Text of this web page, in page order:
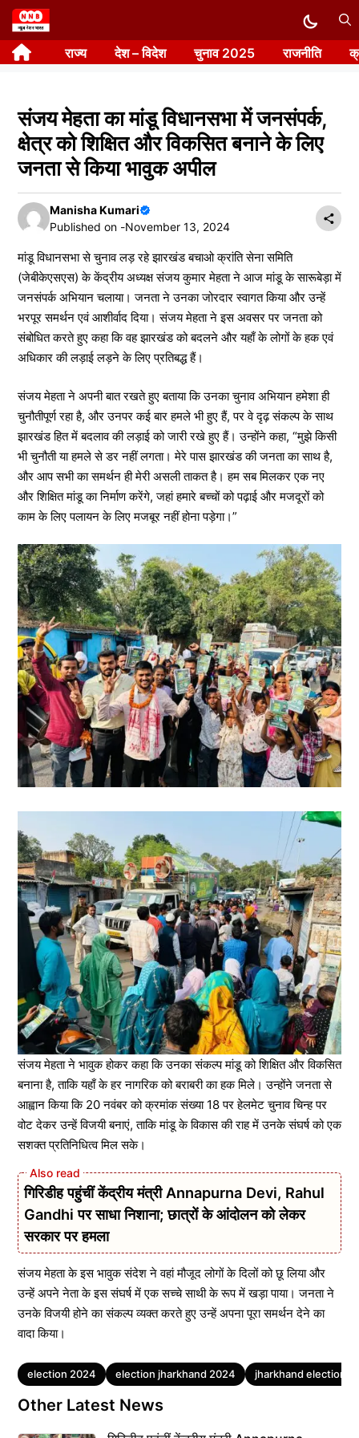
Skip
to
content राज्य देश – विदेश चुनाव 2025 राजनीति
संजय मेहता का मांडू विधानसभा में जनसंपर्क,
क्षेत्र को शिक्षित और विकसित बनाने के लिए
जनता से किया भावुक अपील
Manisha Kumari
Published on -November 13, 2024
मांडू विधानसभा से चुनाव लड़ रहे झारखंड बचाओ क्रांति सेना समिति
(जेबीकेएसएस) के केंद्रीय अध्यक्ष संजय कुमार मेहता ने आज मांडू के सारूबेड़ा में
जनसंपर्क अभियान चलाया। जनता ने उनका जोरदार स्वागत किया और उन्हें
भरपूर समर्थन एवं आशीर्वाद दिया। संजय मेहता ने इस अवसर पर जनता को
संबोधित करते हुए कहा कि वह झारखंड को बदलने और यहाँ के लोगों के हक एवं
अधिकार की लड़ाई लड़ने के लिए प्रतिबद्ध हैं।
संजय मेहता ने अपनी बात रखते हुए बताया कि उनका चुनाव अभियान हमेशा ही
चुनौतीपूर्ण रहा है, और उनपर कई बार हमले भी हुए हैं, पर वे दृढ़ संकल्प के साथ
झारखंड हित में बदलाव की लड़ाई को जारी रखे हुए हैं। उन्होंने कहा, “मुझे किसी
भी चुनौती या हमले से डर नहीं लगता। मेरे पास झारखंड की जनता का साथ है,
और आप सभी का समर्थन ही मेरी असली ताकत है। हम सब मिलकर एक नए
और शिक्षित मांडू का निर्माण करेंगे, जहां हमारे बच्चों को पढ़ाई और मजदूरों को
काम के लिए पलायन के लिए मजबूर नहीं होना पड़ेगा।”
संजय मेहता ने भावुक होकर कहा कि उनका संकल्प मांडू को शिक्षित और विकसित
बनाना है, ताकि यहाँ के हर नागरिक को बराबरी का हक मिले। उन्होंने जनता से
आह्वान किया कि 20 नवंबर को क्रमांक संख्या 18 पर हेलमेट चुनाव चिन्ह पर
वोट देकर उन्हें विजयी बनाएं, ताकि मांडू के विकास की राह में उनके संघर्ष को एक
सशक्त प्रतिनिधित्व मिल सके।
गिरिडीह पहुंचीं केंद्रीय मंत्री Annapurna Devi, Rahul
Gandhi पर साधा निशाना; छात्रों के आंदोलन को लेकर
सरकार पर हमला
संजय मेहता के इस भावुक संदेश ने वहां मौजूद लोगों के दिलों को छू लिया और
उन्हें अपने नेता के इस संघर्ष में एक सच्चे साथी के रूप में खड़ा पाया। जनता ने
उनके विजयी होने का संकल्प व्यक्त करते हुए उन्हें अपना पूरा समर्थन देने का
वादा किया।
Tags
election 2024 election jharkhand 2024 jharkhand election
Other Latest News